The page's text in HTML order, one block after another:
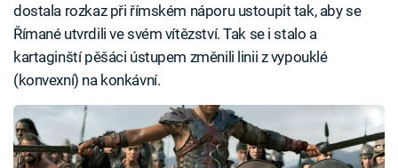
dostala rozkaz při římském náporu ustoupit tak, aby se
Římané utvrdili ve svém vítězství. Tak se i stalo a
kartaginští pěšáci ústupem změnili linii z vypouklé
(konvexní) na konkávní.